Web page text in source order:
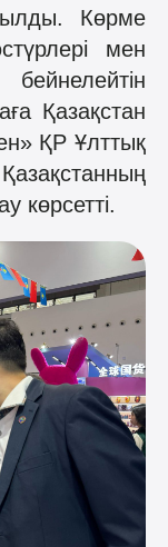
Көрме
мен
Қазақстан
ҚР Ұлттық
көрсетті.